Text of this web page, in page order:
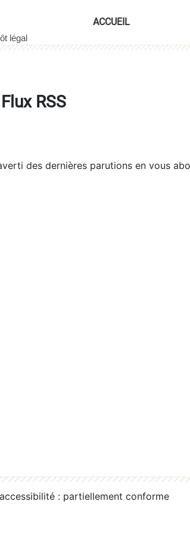
ACCUEIL
Flux RSS
des dernières parutions en vous
: partiellement conforme